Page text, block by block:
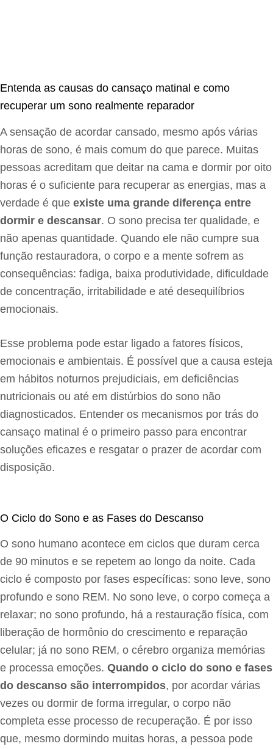
Entenda as causas do cansaço matinal e como
recuperar um sono realmente reparador
A sensação de acordar cansado, mesmo após várias
horas de sono, é mais comum do que parece. Muitas
pessoas acreditam que deitar na cama e dormir por oito
horas é o suficiente para recuperar as energias, mas a
verdade é que existe uma grande diferença entre
dormir e descansar. O sono precisa ter qualidade, e
não apenas quantidade. Quando ele não cumpre sua
função restauradora, o corpo e a mente sofrem as
consequências: fadiga, baixa produtividade, dificuldade
de concentração, irritabilidade e até desequilíbrios
emocionais.
Esse problema pode estar ligado a fatores físicos,
emocionais e ambientais. É possível que a causa esteja
em hábitos noturnos prejudiciais, em deficiências
nutricionais ou até em distúrbios do sono não
diagnosticados. Entender os mecanismos por trás do
cansaço matinal é o primeiro passo para encontrar
soluções eficazes e resgatar o prazer de acordar com
disposição.
O Ciclo do Sono e as Fases do Descanso
O sono humano acontece em ciclos que duram cerca
de 90 minutos e se repetem ao longo da noite. Cada
ciclo é composto por fases específicas: sono leve, sono
profundo e sono REM. No sono leve, o corpo começa a
relaxar; no sono profundo, há a restauração física, com
liberação de hormônio do crescimento e reparação
celular; já no sono REM, o cérebro organiza memórias
e processa emoções. Quando o ciclo do sono e fases
do descanso são interrompidos, por acordar várias
vezes ou dormir de forma irregular, o corpo não
completa esse processo de recuperação. É por isso
que, mesmo dormindo muitas horas, a pessoa pode